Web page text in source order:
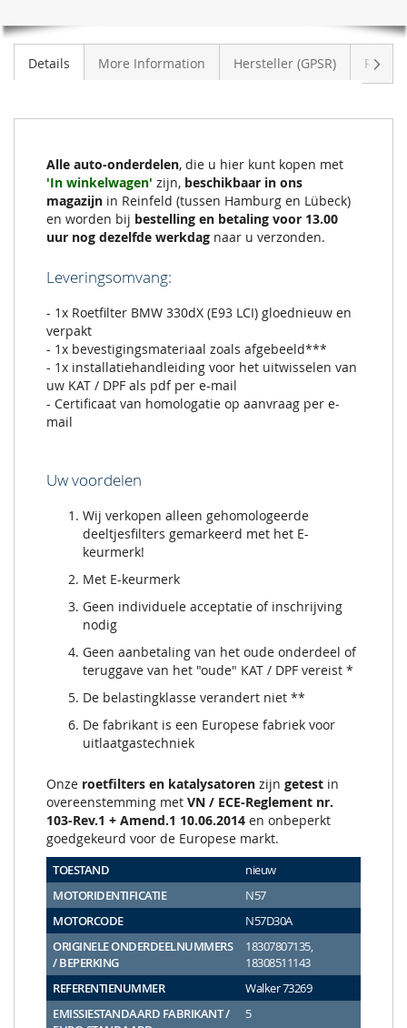
BMW
330dX
(E93
VOORRAAD
Details More Information Hersteller (GPSR)
Alle auto-onderdelen, die u hier kunt kopen met
'In winkelwagen' zijn, beschikbaar in ons
magazijn in Reinfeld (tussen Hamburg en Lübeck)
en worden bij bestelling en betaling voor 13.00
uur nog dezelfde werkdag naar u verzonden.
Leveringsomvang:
- 1x Roetfilter BMW 330dX (E93 LCI) gloednieuw en
verpakt
- 1x bevestigingsmateriaal zoals afgebeeld***
- 1x installatiehandleiding voor het uitwisselen van
uw KAT / DPF als pdf per e-mail
- Certificaat van homologatie op aanvraag per e-
mail
Uw voordelen
Wij verkopen alleen gehomologeerde
deeltjesfilters gemarkeerd met het E-
keurmerk!
Met E-keurmerk
Geen individuele acceptatie of inschrijving
nodig
Geen aanbetaling van het oude onderdeel of
teruggave van het "oude" KAT / DPF vereist *
De belastingklasse verandert niet **
De fabrikant is een Europese fabriek voor
uitlaatgastechniek
Onze roetfilters en katalysatoren zijn getest in
overeenstemming met VN / ECE-Reglement nr.
103-Rev.1 + Amend.1 10.06.2014 en onbeperkt
goedgekeurd voor de Europese markt.
TOESTAND
nieuw
MOTORIDENTIFICATIE
N57
MOTORCODE
N57D30A
ORIGINELE ONDERDEELNUMMERS
/ BEPERKING
18307807135,
18308511143
REFERENTIENUMMER
Walker 73269
EMISSIESTANDAARD FABRIKANT /
5